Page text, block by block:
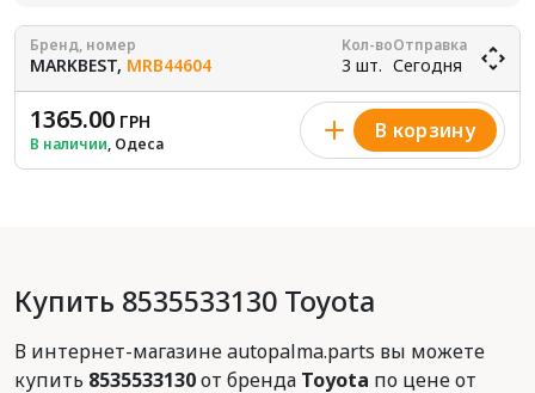
Бренд, номер
MARKBEST, MRB44604
Кол-во
3 шт.
Отправка
Сегодня
1365.00 ГРН
В наличии, Одеса
В корзину
Купить 8535533130 Toyota
В интернет-магазине autopalma.parts вы можете
купить 8535533130от бренда Toyota по цене от